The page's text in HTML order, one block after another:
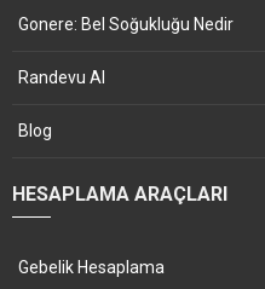
Gonere: Bel Soğukluğu Nedir
Randevu Al
Blog
HESAPLAMA ARAÇLARI
Gebelik Hesaplama